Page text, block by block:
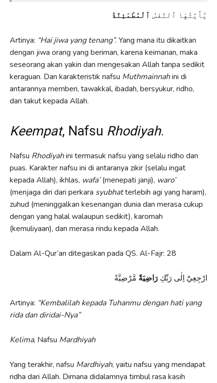
يَٰٓأَيَّتُهَا ٱلنَّفْسُ ٱلْمُطْمَئِنَّةُ
Artinya: “Hai jiwa yang tenang”. Yang mana itu dikaitkan
dengan jiwa orang yang beriman, karena keimanan, maka
seseorang akan yakin dan mengesakan Allah tanpa sedikit
keraguan. Dan karakteristik nafsu Muthmainnahini di
antarannya memberi, tawakkal, ibadah, bersyukur, ridho,
dan takut kepada Allah.
Keempat, Nafsu Rhodiyah.
Nafsu Rhodiyahini termasuk nafsu yang selalu ridho dan
puas. Karakter nafsu ini di antaranya zikir (selalu ingat
kepada Allah), ikhlas, wafa’ (menepati janji), waro’
(menjaga diri dari perkara syubhatterlebih agi yang haram),
zuhud (meninggalkan kesenangan dunia dan merasa cukup
dengan yang halal walaupun sedikit), karomah
(kemuliyaan), dan merasa rindu kepada Allah.
Dalam Al-Qur’an ditegaskan pada QS. Al-Fajr: 28
ارْجِعِيْٓ اِلٰى رَبِّكِ رَاضِيَةً مَّرْضِيَّةً
Artinya: “Kembalilah kepada Tuhanmu dengan hati yang
rida dan diridai-Nya”
Kelima, Nafsu Mardhiyah
Yang terakhir, nafsu Mardhiyah, yaitu nafsu yang mendapat
ridha dari Allah. Dimana didalamnya timbul rasa kasih